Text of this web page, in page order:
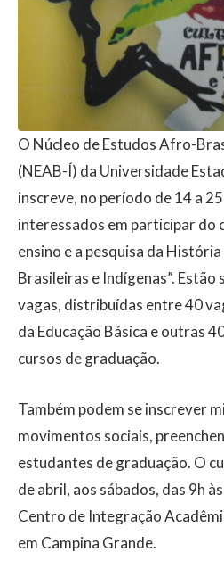
O Núcleo de Estudos Afro-
(NEAB-Í) da Universidade
inscreve, no período de 14 a
interessados em participar do
ensino e a pesquisa da
Brasileiras e Indígenas”.
vagas, distribuídas entre 40
da Educação Básica e outras
cursos de graduação.
Também podem se inscrever
movimentos sociais,
estudantes de graduação. O
de abril, aos sábados, das 9h
Centro de Integração
em Campina Grande.